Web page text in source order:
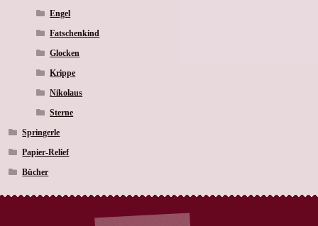
Engel
Fatschenkind
Glocken
Krippe
Nikolaus
Sterne
Springerle
Papier-Relief
Bücher